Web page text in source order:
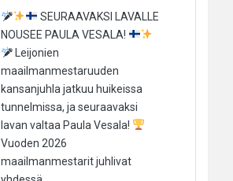
SEURAAVAKSI LAVALLE
NOUSEE PAULA VESALA!
Leijonien
maailmanmestaruuden
kansanjuhla jatkuu huikeissa
tunnelmissa, ja seuraavaksi
lavan valtaa Paula Vesala!
Vuoden 2026
maailmanmestarit juhlivat